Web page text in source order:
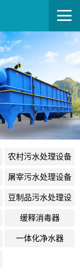
农村污水处理设备
屠宰污水处理设备
豆制品污水处理设
备
缓释消毒器
一体化净水器